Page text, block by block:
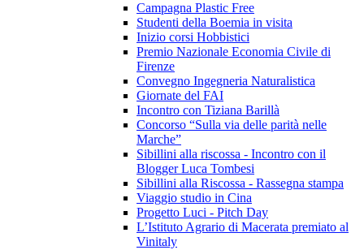
Campagna Plastic Free
Studenti della Boemia in visita
Inizio corsi Hobbistici
Premio Nazionale Economia Civile di
Firenze
Convegno Ingegneria Naturalistica
Giornate del FAI
Incontro con Tiziana Barillà
Concorso “Sulla via delle parità nelle
Marche”
Sibillini alla riscossa - Incontro con il
Blogger Luca Tombesi
Sibillini alla Riscossa - Rassegna stampa
Viaggio studio in Cina
Progetto Luci - Pitch Day
L’Istituto Agrario di Macerata premiato al
Vinitaly